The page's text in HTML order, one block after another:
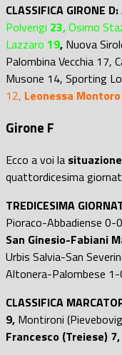
CLASSIFICA GIRONE D:
Polverigi 23,Osimo
Lazzaro 19, Nuova
Palombina Vecchia 17,
Musone 14, Sporting
12, Leonessa Montoro
Girone F
Ecco a voi la
quattordicesima
TREDICESIMA
Pioraco-Abbadiense
San Ginesio-Fabiani
Urbis Salvia-San
Altonera-Palombese
CLASSIFICA
9, Montironi
Francesco (Treiese) 7,